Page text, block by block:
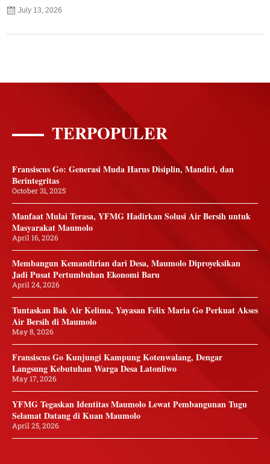
July 13, 2026
TERPOPULER
Fransiscus Go: Generasi Muda Harus Disiplin, Mandiri, dan
Berintegritas
October 31, 2025
Manfaat Mulai Terasa, YFMG Hadirkan Solusi Air Bersih untuk
Masyarakat Maumolo
April 16, 2026
Membangun Kemandirian dari Desa, Maumolo Diproyeksikan
Jadi Pusat Pertumbuhan Ekonomi Baru
April 24, 2026
Tuntaskan Bak Air Kelima, Yayasan Felix Maria Go Perkuat Akses
Air Bersih di Maumolo
May 8, 2026
Fransiscus Go Kunjungi Kampung Kotenwalang, Dengar
Langsung Kebutuhan Warga Desa Latonliwo
May 17, 2026
YFMG Tegaskan Identitas Maumolo Lewat Pembangunan Tugu
Selamat Datang di Kuan Maumolo
April 25, 2026